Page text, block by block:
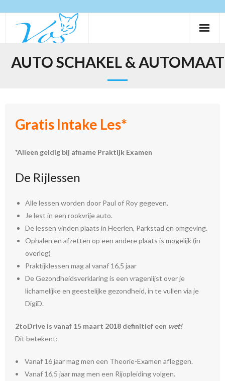
content
Aanhangwagen
AUTO SCHAKEL & AUTOMAAT
Gratis Intake Les*
*Alleen geldig bij afname Praktijk Examen
De Rijlessen
Alle lessen worden door Paul of Roy gegeven.
Je lest in een rookvrije auto.
De lessen vinden plaats in Heerlen, Parkstad en omgeving.
Ophalen en afzetten op een andere plaats is mogelijk (in
overleg)
Praktijklessen mag al vanaf 16,5 jaar
De Gezondheidsverklaring is een vragenlijst over je
lichamelijke en geestelijke gezondheid, in te vullen via je
DigiD.
2toDrive is vanaf 15 maart 2018 definitief een wet!
Dit betekent:
• Vanaf 16 jaar mag men een Theorie-Examen afleggen.
• Vanaf 16,5 jaar mag men een Rijopleiding volgen.